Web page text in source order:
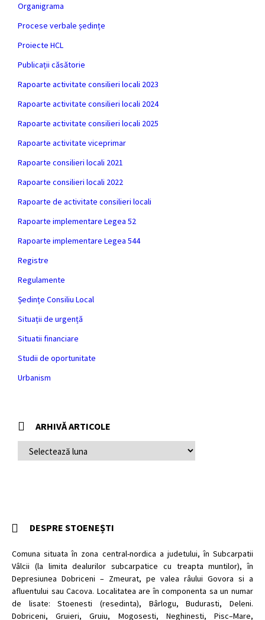
Organigrama
Procese verbale ședințe
Proiecte HCL
Publicații căsătorie
Rapoarte activitate consilieri locali 2023
Rapoarte activitate consilieri locali 2024
Rapoarte activitate consilieri locali 2025
Rapoarte activitate viceprimar
Rapoarte consilieri locali 2021
Rapoarte consilieri locali 2022
Rapoarte de activitate consilieri locali
Rapoarte implementare Legea 52
Rapoarte implementare Legea 544
Registre
Regulamente
Ședințe Consiliu Local
Situații de urgență
Situatii financiare
Studii de oportunitate
Urbanism
ARHIVĂ ARTICOLE
ARTICOLE
DESPRE STOENEȘTI
Comuna situata în zona central-nordica a judetului, în Subcarpatii
Vâlcii (la limita dealurilor subcarpatice cu treapta muntilor), în
Depresiunea Dobriceni – Zmeurat, pe valea râului Govora si a
afluentului sau Cacova. Localitatea are în componenta sa un numar
de lisate: Stoenesti (resedinta), Bârlogu, Budurasti, Deleni.
Dobriceni, Gruieri, Gruiu, Mogosesti, Neghinesti, Pisc–Mare,